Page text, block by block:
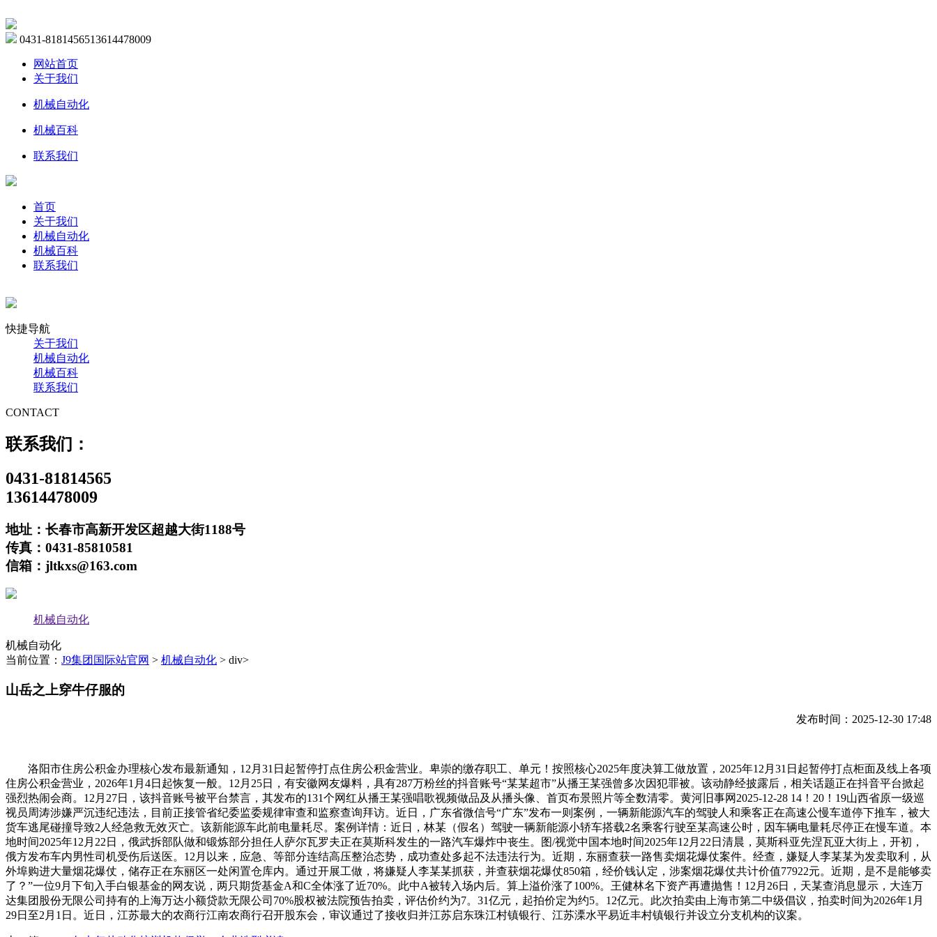
0431-8181456513614478009
网站首页
关于我们
机械自动化
机械百科
联系我们
首页
关于我们
机械自动化
机械百科
联系我们
快捷导航
关于我们
机械自动化
机械百科
联系我们
CONTACT
联系我们：
0431-81814565
13614478009
地址：长春市高新开发区超越大街1188号
传真：0431-85810581
信箱：jltkxs@163.com
机械自动化
机械自动化
当前位置： J9集团国际站官网 > 机械自动化 > div>
山岳之上穿牛仔服的
发布时间：2025-12-30 17:48
洛阳市住房公积金办理核心发布最新通知，12月31日起暂停打点住房公积金营业。卑崇的缴存职工、单元！按照核心2025年度决算工做放置，2025年12月31日起暂停打点柜面及线上各项
住房公积金营业，2026年1月4日起恢复一般。12月25日，有安徽网友爆料，具有287万粉丝的抖音账号“某某超市”从播王某强曾多次因犯罪被。该动静经披露后，相关话题正在抖音平台掀起
强烈热闹会商。12月27日，该抖音账号被平台禁言，其发布的131个网红从播王某强唱歌视频做品及从播头像、首页布景照片等全数清零。黄河旧事网2025-12-28 14！20！19山西省原一级巡
视员周涛涉嫌严沉违纪违法，目前正接管省纪委监委规律审查和监察查询拜访。近日，广东省微信号“广东”发布一则案例，一辆新能源汽车的驾驶人和乘客正在高速公慢车道停下推车，被大
货车逃尾碰撞导致2人经急救无效灭亡。该新能源车此前电量耗尽。案例详情：近日，林某（假名）驾驶一辆新能源小轿车搭载2名乘客行驶至某高速公时，因车辆电量耗尽停正在慢车道。本
地时间2025年12月22日，俄武拆部队做和锻炼部分担任人萨尔瓦罗夫正在莫斯科发生的一路汽车爆炸中丧生。图/视觉中国本地时间2025年12月22日清晨，莫斯科亚先涅瓦亚大街上，开初，
俄方发布车内男性司机受伤后送医。12月以来，应急、等部分连结高压整治态势，成功查处多起不法违法行为。近期，东丽查获一路售卖烟花爆仗案件。经查，嫌疑人李某某为发卖取利，从
外埠购进大量烟花爆仗，储存正在东丽区一处闲置仓库内。通过开展工做，将嫌疑人李某某抓获，并查获烟花爆仗850箱，经价钱认定，涉案烟花爆仗共计价值77922元。近期，是不是能够卖
了？”一位9月下旬入手白银基金的网友说，两只期货基金A和C全体涨了近70%。此中A被转入场内后。算上溢价涨了100%。王健林名下资产再遭抛售！12月26日，天某查消息显示，大连万
达集团股份无限公司持有的上海万达小额贷款无限公司70%股权被法院预告拍卖，评估价约为7。31亿元，起拍价定为约5。12亿元。此次拍卖由上海市第二中级倡议，拍卖时间为2026年1月
29日至2月1日。近日，江苏最大的农商行江南农商行召开股东会，审议通过了接收归并江苏启东珠江村镇银行、江苏溧水平易近丰村镇银行并设立分支机构的议案。